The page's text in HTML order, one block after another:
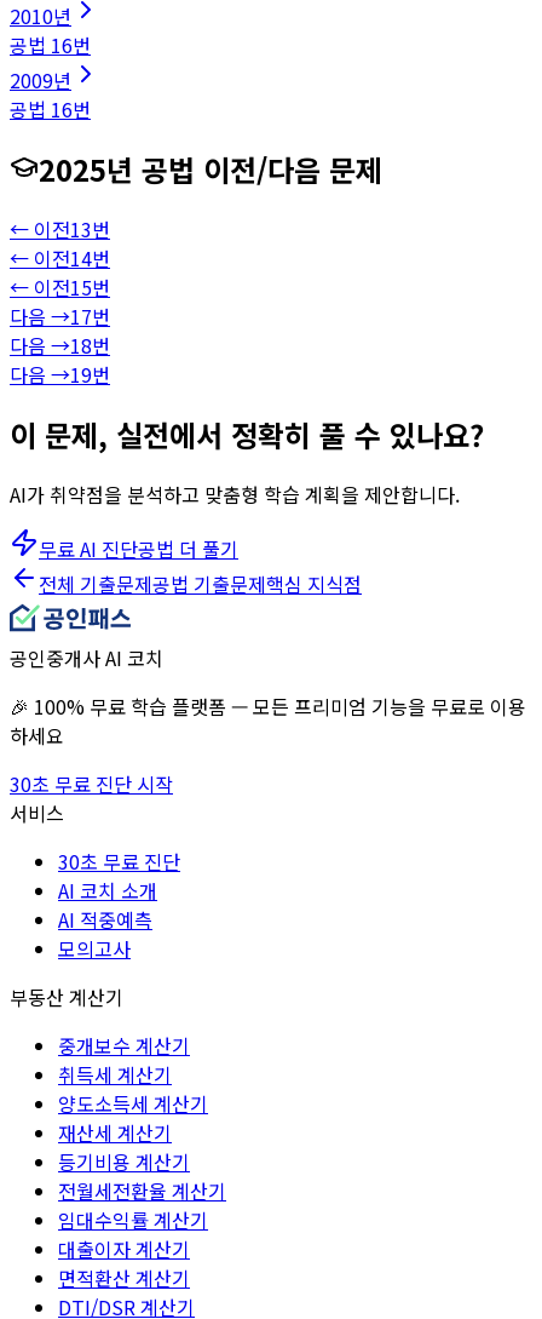
2010년
공법 16번
2009년
공법 16번
2025년 공법 이전/다음 문제
← 이전13번
← 이전14번
← 이전15번
다음 →17번
다음 →18번
다음 →19번
이 문제, 실전에서 정확히 풀 수 있나요?
AI가 취약점을 분석하고 맞춤형 학습 계획을 제안합니다.
무료 AI 진단공법 더 풀기
전체 기출문제공법 기출문제핵심 지식점
공인중개사 AI 코치
🎉 100% 무료 학습 플랫폼 — 모든 프리미엄 기능을 무료로 이용
하세요
30초 무료 진단 시작
서비스
30초 무료 진단
AI 코치 소개
AI 적중예측
모의고사
부동산 계산기
중개보수 계산기
취득세 계산기
양도소득세 계산기
재산세 계산기
등기비용 계산기
전월세전환율 계산기
임대수익률 계산기
대출이자 계산기
면적환산 계산기
DTI/DSR 계산기